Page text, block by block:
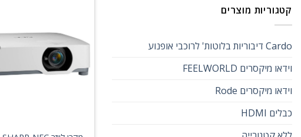
קטגוריות מוצרים
Cardo דיבוריות בלוטות' לרוכבי אופנוע
וידאו מיקסרים FEELWORLD
וידאו מיקסרים Rode
כבלים HDMI